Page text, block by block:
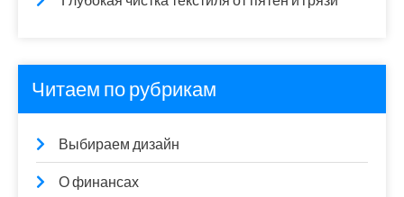
Читаем по рубрикам
Выбираем дизайн
О финансах